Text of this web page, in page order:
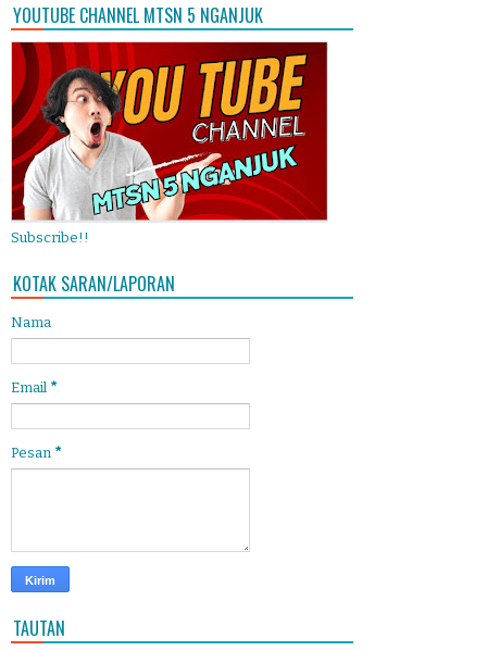
YOUTUBE CHANNEL MTSN 5 NGANJUK
Subscribe!!
KOTAK SARAN/LAPORAN
Nama
Email *
Pesan *
TAUTAN